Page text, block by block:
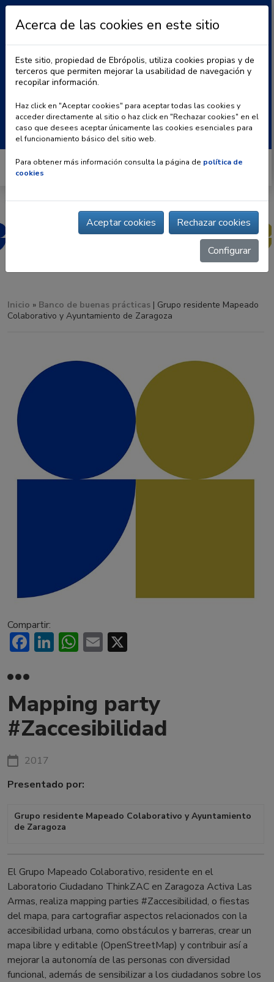
BLOG | CONTACTO
Buscar:
Inicio » Banco de buenas prácticas | Grupo residente Mapeado
Colaborativo y Ayuntamiento de Zaragoza
Compartir:
Facebook
LinkedIn
WhatsApp
Email
Mapping party
#Zaccesibilidad
2017
Presentado por:
Grupo residente Mapeado Colaborativo y Ayuntamiento
de Zaragoza
El Grupo Mapeado Colaborativo, residente en el
Laboratorio Ciudadano ThinkZAC en Zaragoza Activa Las
Armas, realiza mapping parties #Zaccesibilidad, o fiestas
del mapa, para cartografiar aspectos relacionados con la
accesibilidad urbana, como obstáculos y barreras, crear un
mapa libre y editable (OpenStreetMap) y contribuir así a
mejorar la autonomía de las personas con diversidad
funcional, además de sensibilizar a los ciudadanos sobre los
Acerca de las cookies en este sitio
Este sitio, propiedad de Ebrópolis, utiliza cookies propias y de
terceros que permiten mejorar la usabilidad de navegación y
recopilar información.
Haz click en "Aceptar cookies" para aceptar todas las cookies y
acceder directamente al sitio o haz click en "Rechazar cookies" en el
caso que desees aceptar únicamente las cookies esenciales para
el funcionamiento básico del sitio web.
Para obtener más información consulta la página de política de
cookies
Aceptar cookies Rechazar cookies
Configurar